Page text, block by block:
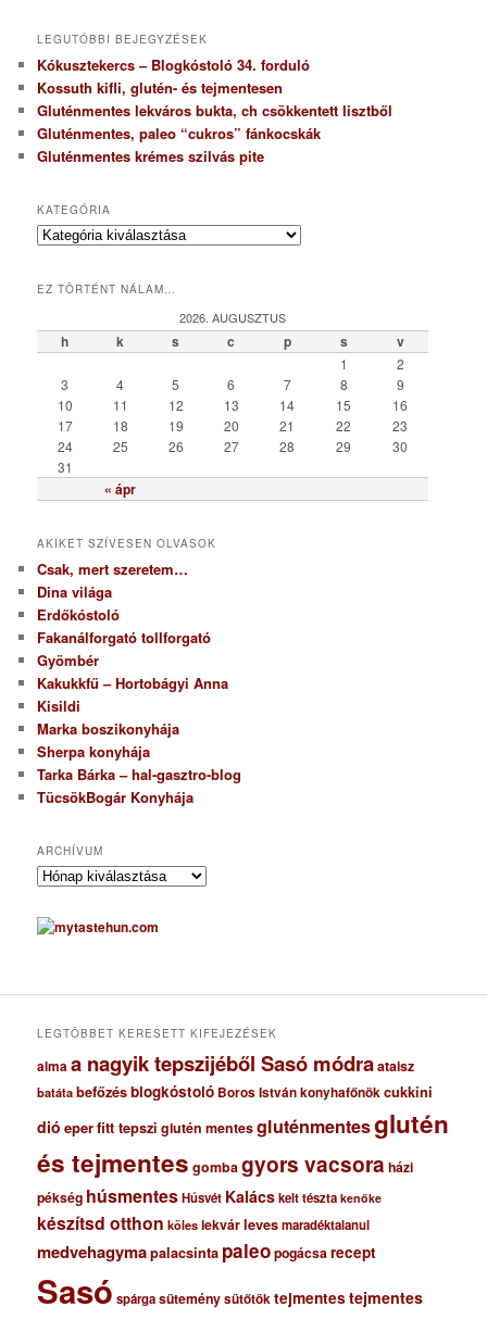
LEGUTÓBBI BEJEGYZÉSEK
Kókusztekercs – Blogkóstoló 34. forduló
Kossuth kifli, glutén- és tejmentesen
Gluténmentes lekváros bukta, ch csökkentett lisztből
Gluténmentes, paleo “cukros” fánkocskák
Gluténmentes krémes szilvás pite
KATEGÓRIA
K
e
ó
r
EZ TÖRTÉNT NÁLAM…
2026. AUGUSZTUS
h k s c p s v
« ápr
1
2
3
4 5 6 7 8
9
10
11 12 13 14 15
16
17
18 19 20 21 22
23
24
25 26 27 28 29
30
31
AKIKET SZÍVESEN OLVASOK
Csak, mert szeretem…
Dina világa
Erdőkóstoló
Fakanálforgató tollforgató
Gyömbér
Kakukkfű – Hortobágyi Anna
Kisildi
Marka boszikonyhája
Sherpa konyhája
Tarka Bárka – hal-gasztro-blog
TücsökBogár Konyhája
ARCHÍVUM
A
c
h
u
LEGTÖBBET KERESETT KIFEJEZÉSEK
almaa nagyik tepszijéből Sasó módraataisz
batáta befőzésblogkóstoló Boros István konyhafőnökcukkini
dió eperfitt tepszi glutén mentesgluténmentesglutén
és tejmentes gombagyors vacsora házi
pékség húsmentesHúsvét Kalácskelt tészta kenőke
készítsd otthon köles lekvárlevesmaradéktalanul
medvehagymapalacsinta paleopogácsarecept
Sasó spárgasüteménysütőtöktejmentestejmentes